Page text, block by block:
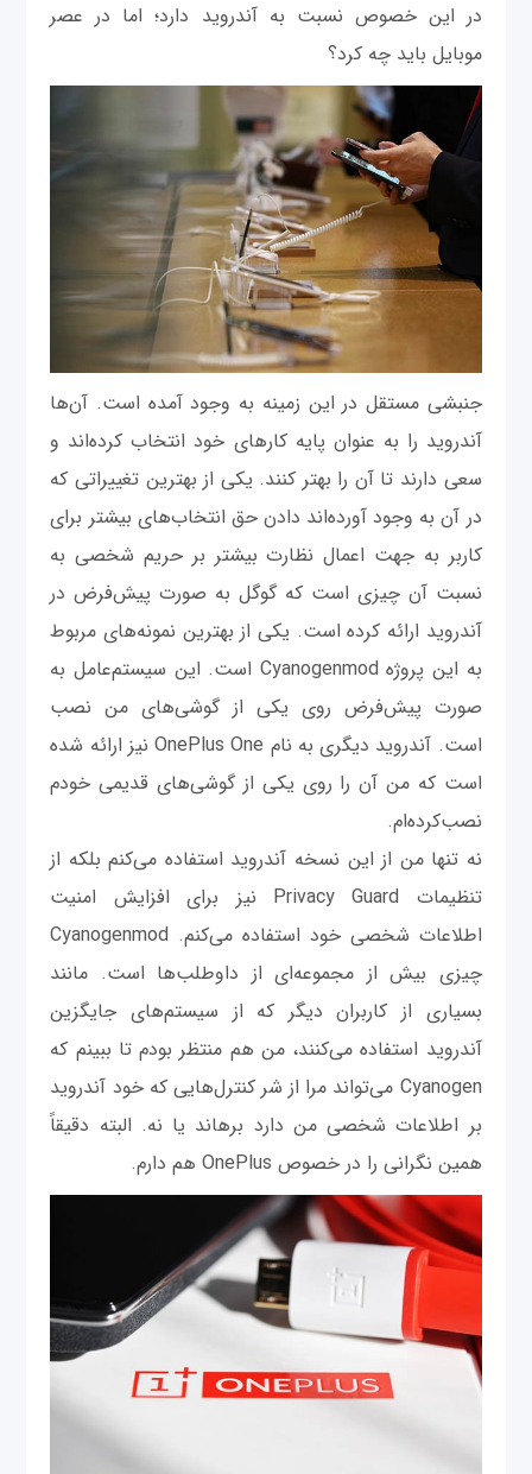
در این خصوص نسبت به آندروید دارد؛ اما در عصر
موبایل باید چه کرد؟
جنبشی مستقل در این زمینه به وجود آمده است. آن‌ها
آندروید را به عنوان پایه کارهای خود انتخاب کرده‌اند و
سعی دارند تا آن‌ را بهتر کنند. یکی از بهترین تغییراتی که
در آن به وجود آورده‌اند دادن حق انتخاب‌های بیشتر برای
کاربر به جهت اعمال نظارت بیشتر بر حریم شخصی به
نسبت آن چیزی است که گوگل به صورت پیش‌فرض در
آندروید ارائه کرده است. یکی از بهترین نمونه‌های مربوط
به این پروژه Cyanogenmod است. این سیستم‌عامل به
صورت پیش‌فرض روی یکی از گوشی‌های من نصب
است. آندروید دیگری به نام OnePlus One نیز ارائه شده
است که من آن را روی یکی از گوشی‌های قدیمی خودم
نصب‌کرده‌ام.
نه تنها من از این نسخه آندروید استفاده می‌کنم بلکه از
تنظیمات Privacy Guard نیز برای افزایش امنیت
اطلاعات شخصی خود استفاده می‌کنم. Cyanogenmod
چیزی بیش از مجموعه‌ای از داوطلب‌ها است. مانند
بسیاری از کاربران دیگر که از سیستم‌های جایگزین
آندروید استفاده می‌کنند، من هم منتظر بودم تا ببینم که
Cyanogen می‌تواند مرا از شر کنترل‌هایی که خود آندروید
بر اطلاعات شخصی من دارد برهاند یا نه. البته دقیقاً
همین نگرانی را در خصوص OnePlus هم دارم.